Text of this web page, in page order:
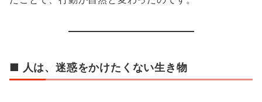
■ 人は、迷惑をかけたくない生き物